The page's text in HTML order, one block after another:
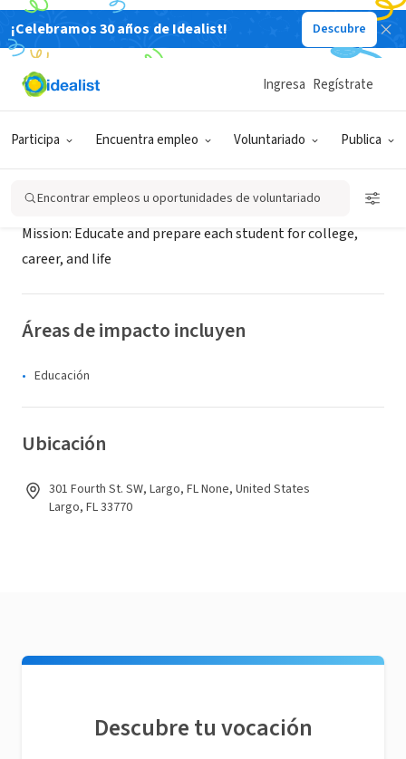
¡Celebramos 30 años de Idealist! Descubre
Participa Encuentra empleo Voluntariado Publica
Ingresa Regístrate
Encontrar empleos u oportunidades de voluntariado
ORGANIZACIÓN SIN FIN DE LUCRO
Pinellas County Public Schools
Mission: Educate and prepare each student for college,
career, and life
Áreas de impacto incluyen
Educación
Ubicación
301 Fourth St. SW, Largo, FL None, United States
Largo, FL 33770
Descubre tu vocación